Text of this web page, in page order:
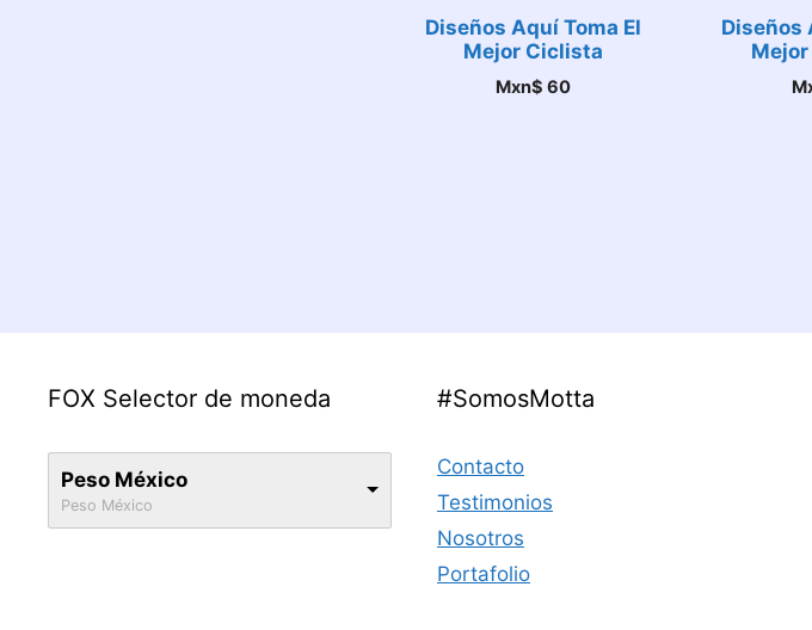
Diseños Aquí Toma El
Mejor Ciclista
Mxn$ 60
Diseños
FOX Selector de moneda
Peso México
Peso México
#SomosMotta
Contacto
Testimonios
Nosotros
Portafolio